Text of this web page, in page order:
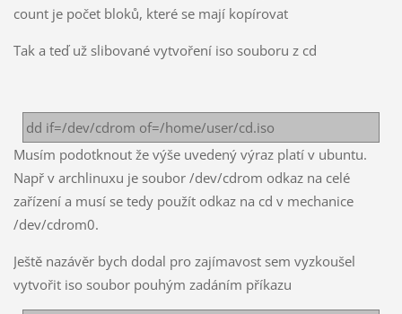
count je počet bloků, které se mají kopírovat
Tak a teď už slibované vytvoření iso souboru z cd
dd if=/dev/cdrom of=/home/user/cd.iso
Musím podotknout že výše uvedený výraz platí v ubuntu.
Např v archlinuxu je soubor /dev/cdrom odkaz na celé
zařízení a musí se tedy použít odkaz na cd v mechanice
/dev/cdrom0.
Ještě nazávěr bych dodal pro zajímavost sem vyzkoušel
vytvořit iso soubor pouhým zadáním příkazu